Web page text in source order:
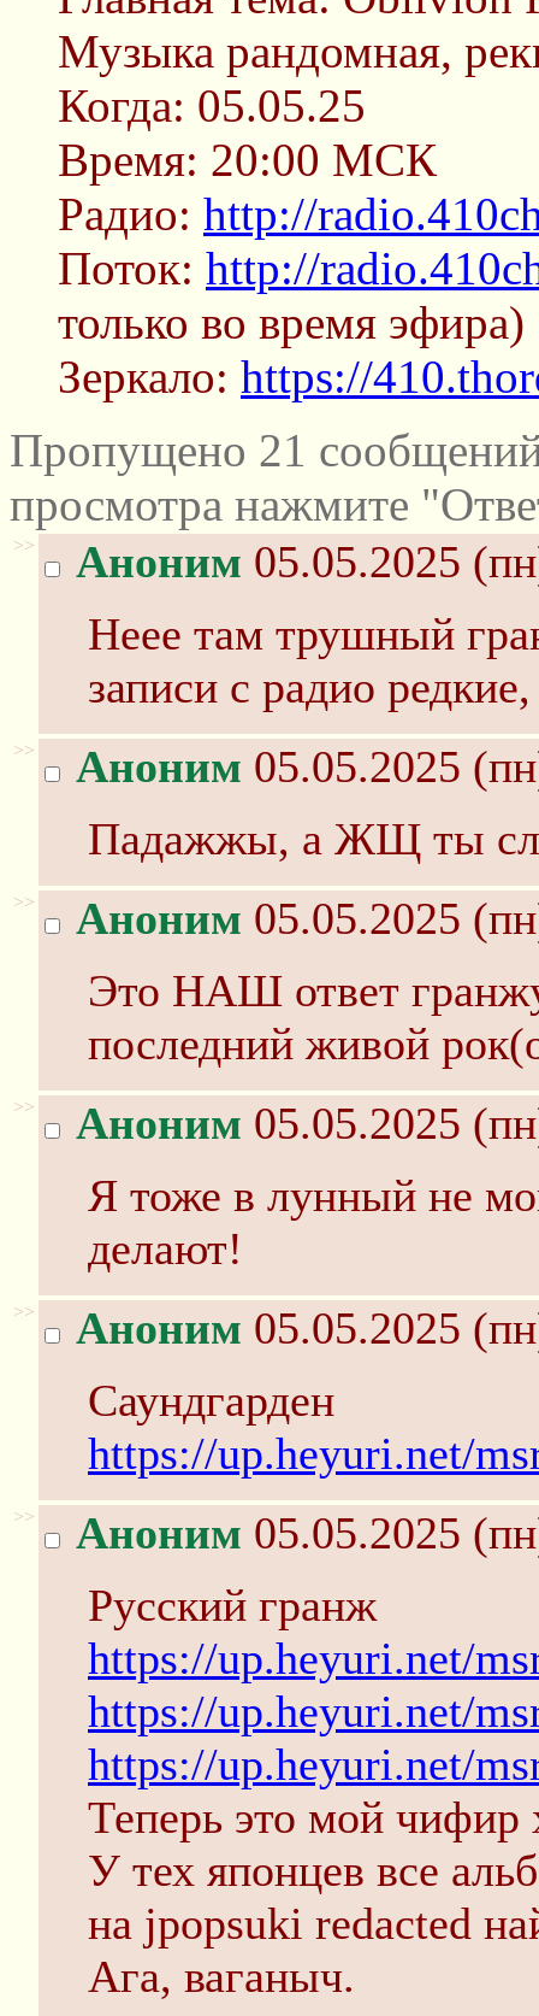
Музыка рандомная,
Когда: 05.05.25
Время: 20:00 МСК
Радио: http://
Поток: http://
только во время эфира)
Зеркало: https://
Пропущено 21
просмотра нажмите
>> Аноним 05.05.2025
Неее там трушный
записи с радио
>> Аноним 05.05.2025
Падажжы, а ЖЩ ты
>> Аноним 05.05.2025
Это НАШ ответ
последний живой
>> Аноним 05.05.2025
Я тоже в лунный не
делают!
>> Аноним 05.05.2025
Саундгарден
https://up.heyuri.net/
>> Аноним 05.05.2025
Русский гранж
https://up.heyuri.net/
https://up.heyuri.net/
https://up.heyuri.net/
Теперь это мой чифир
У тех японцев все
на jpopsuki redacted
Ага, ваганыч.